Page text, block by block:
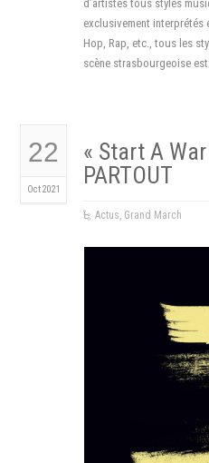
d’artistes tous styles
exclusivement interprétés
Hop, Rap, etc., tous les
scène strasbourgeoise
22
Oct 2021
« Start A War
PARTOUT
Actus, Grand March